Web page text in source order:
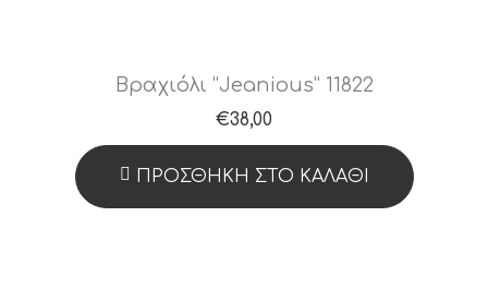
Βραχιόλι “Jeanious” 11822
€38,00
ΠΡΟΣΘΉΚΗ ΣΤΟ ΚΑΛΆΘΙ